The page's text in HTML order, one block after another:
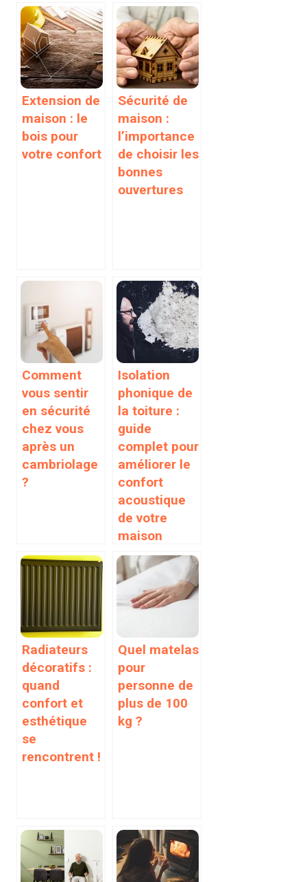
Extension de
maison : le
bois pour
votre confort
Sécurité de
maison :
l’importance
de choisir les
bonnes
ouvertures
Comment
vous sentir
en sécurité
chez vous
après un
cambriolage
?
Isolation
phonique de
la toiture :
guide
complet pour
améliorer le
confort
acoustique
de votre
maison
Radiateurs
décoratifs :
quand
confort et
esthétique
se
rencontrent !
Quel matelas
pour
personne de
plus de 100
kg ?